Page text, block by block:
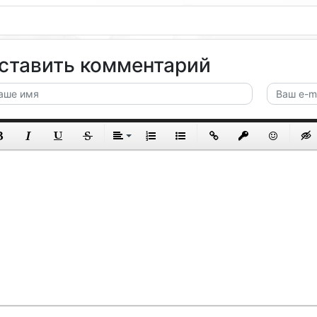
комментарий